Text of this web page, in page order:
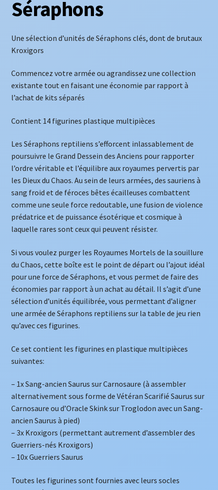
Séraphons
Une sélection d’unités de Séraphons clés, dont de brutaux
Kroxigors
Commencez votre armée ou agrandissez une collection
existante tout en faisant une économie par rapport à
l’achat de kits séparés
Contient 14 figurines plastique multipièces
Les Séraphons reptiliens s’efforcent inlassablement de
poursuivre le Grand Dessein des Anciens pour rapporter
l’ordre véritable et l’équilibre aux royaumes pervertis par
les Dieux du Chaos. Au sein de leurs armées, des sauriens à
sang froid et de féroces bêtes écailleuses combattent
comme une seule force redoutable, une fusion de violence
prédatrice et de puissance ésotérique et cosmique à
laquelle rares sont ceux qui peuvent résister.
Si vous voulez purger les Royaumes Mortels de la souillure
du Chaos, cette boîte est le point de départ ou l’ajout idéal
pour une force de Séraphons, et vous permet de faire des
économies par rapport à un achat au détail. Il s’agit d’une
sélection d’unités équilibrée, vous permettant d’aligner
une armée de Séraphons reptiliens sur la table de jeu rien
qu’avec ces figurines.
Ce set contient les figurines en plastique multipièces
suivantes:
– 1x Sang-ancien Saurus sur Carnosaure (à assembler
alternativement sous forme de Vétéran Scarifié Saurus sur
Carnosaure ou d’Oracle Skink sur Troglodon avec un Sang-
ancien Saurus à pied)
– 3x Kroxigors (permettant autrement d’assembler des
Guerriers-nés Kroxigors)
– 10x Guerriers Saurus
Toutes les figurines sont fournies avec leurs socles